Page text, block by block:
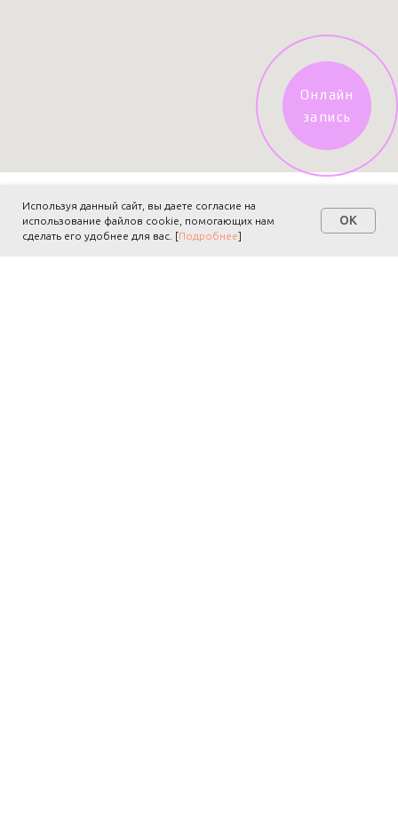
ОТКРЫТЬ ФРАНШИЗУ
Используя данный сайт, вы даете согласие на
использование файлов cookie, помогающих нам
сделать его удобнее для вас. [Подробнее]
OK
Онлайн
запись